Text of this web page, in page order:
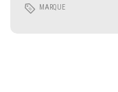
MARQUE